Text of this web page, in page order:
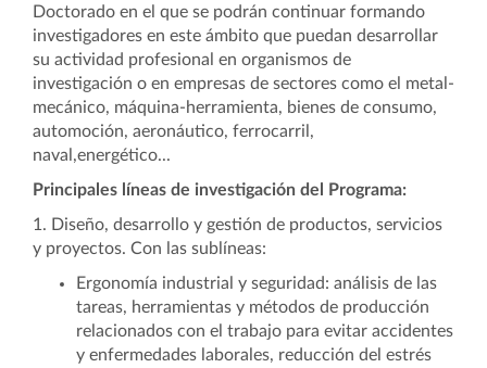
Doctorado en el que se podrán continuar formando
investigadores en este ámbito que puedan desarrollar
su actividad profesional en organismos de
investigación o en empresas de sectores como el metal-
mecánico, máquina-herramienta, bienes de consumo,
automoción, aeronáutico, ferrocarril,
naval,energético...
Principales líneas de investigación del Programa:
1. Diseño, desarrollo y gestión de productos, servicios
y proyectos. Con las sublíneas:
Ergonomía industrial y seguridad: análisis de las
tareas, herramientas y métodos de producción
relacionados con el trabajo para evitar accidentes
y enfermedades laborales, reducción del estrés